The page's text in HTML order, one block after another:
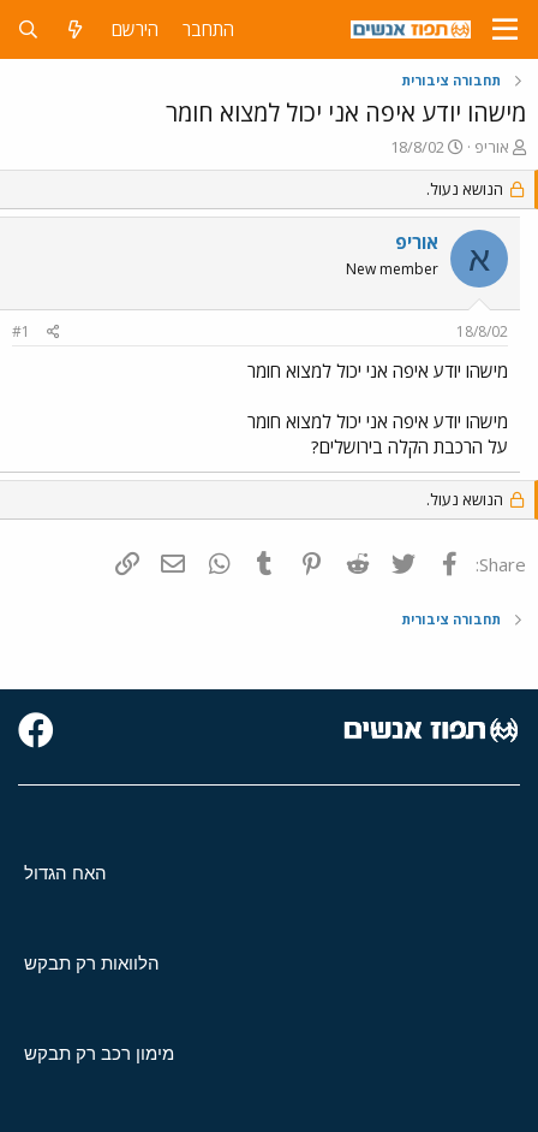
התחבר הירשם
תחבורה ציבורית
מישהו יודע איפה אני יכול למצוא חומר
פ
ו
ת
ח
נ
אוריפ
פ
ו
ר
ס
ם
ך
18/8/02
הנושא נעול.
א אוריפ
New member
18/8/02
#1
מישהו יודע איפה אני יכול למצוא חומר
מישהו יודע איפה אני יכול למצוא חומר
על הרכבת הקלה בירושלים?
הנושא נעול.
Share: פייסבוק Twitter
Reddit
Pinterest
Tumblr
WhatsAppדואר אלקטרוני
תחבורה ציבורית
האח הגדול
הלוואות רק תבקש
מימון רכב רק תבקש